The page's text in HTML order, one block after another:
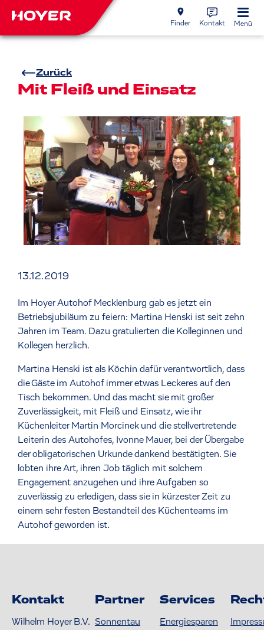
Finder Kontakt Menü
Zurück
Mit Fleiß und Einsatz
13.12.2019
Im Hoyer Autohof Mecklenburg gab es jetzt ein
Betriebsjubiläum zu feiern: Martina Henski ist seit zehn
Jahren im Team. Dazu gratulierten die Kolleginnen und
Kollegen herzlich.
Martina Henski ist als Köchin dafür verantwortlich, dass
die Gäste im Autohof immer etwas Leckeres auf den
Tisch bekommen. Und das macht sie mit großer
Zuverlässigkeit, mit Fleiß und Einsatz, wie ihr
Küchenleiter Martin Morcinek und die stellvertretende
Leiterin des Autohofes, Ivonne Mauer, bei der Übergabe
der obligatorischen Urkunde dankend bestätigten. Sie
lobten ihre Art, ihren Job täglich mit solchem
Engagement anzugehen und ihre Aufgaben so
zuverlässig zu erledigen, dass sie in kürzester Zeit zu
einem sehr festen Bestandteil des Küchenteams im
Autohof geworden ist.
Kontakt
Wilhelm Hoyer B.V.
Partner
Sonnentau
Services
Energiesparen